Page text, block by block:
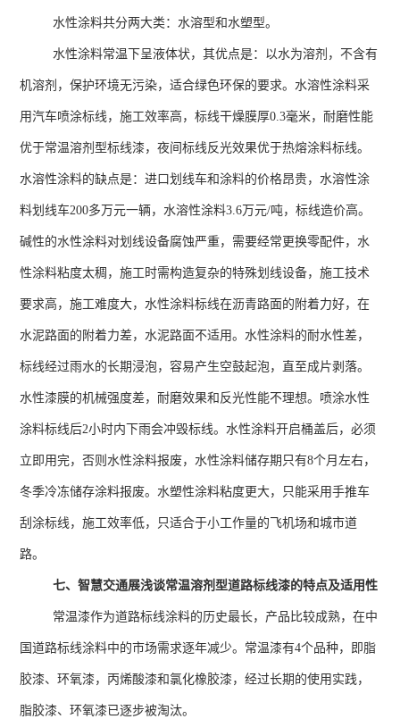
水性涂料共分两大类：水溶型和水塑型。
水性涂料常温下呈液体状，其优点是：以水为溶剂，不含有
机溶剂，保护环境无污染，适合绿色环保的要求。水溶性涂料采
用汽车喷涂标线，施工效率高，标线干燥膜厚0.3毫米，耐磨性能
优于常温溶剂型标线漆，夜间标线反光效果优于热熔涂料标线。
水溶性涂料的缺点是：进口划线车和涂料的价格昂贵，水溶性涂
料划线车200多万元一辆，水溶性涂料3.6万元/吨，标线造价高。
碱性的水性涂料对划线设备腐蚀严重，需要经常更换零配件，水
性涂料粘度太稠，施工时需构造复杂的特殊划线设备，施工技术
要求高，施工难度大，水性涂料标线在沥青路面的附着力好，在
水泥路面的附着力差，水泥路面不适用。水性涂料的耐水性差，
标线经过雨水的长期浸泡，容易产生空鼓起泡，直至成片剥落。
水性漆膜的机械强度差，耐磨效果和反光性能不理想。喷涂水性
涂料标线后2小时内下雨会冲毁标线。水性涂料开启桶盖后，必须
立即用完，否则水性涂料报废，水性涂料储存期只有8个月左右，
冬季冷冻储存涂料报废。水塑性涂料粘度更大，只能采用手推车
刮涂标线，施工效率低，只适合于小工作量的飞机场和城市道
路。
七、智慧交通展浅谈常温溶剂型道路标线漆的特点及适用性
常温漆作为道路标线涂料的历史最长，产品比较成熟，在中
国道路标线涂料中的市场需求逐年减少。常温漆有4个品种，即脂
胶漆、环氧漆，丙烯酸漆和氯化橡胶漆，经过长期的使用实践，
脂胶漆、环氧漆已逐步被淘汰。